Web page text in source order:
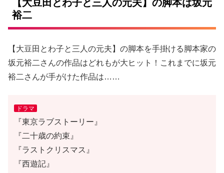
【大豆田とわ子と三人の元夫】の脚本は坂元
裕二
【大豆田とわ子と三人の元夫】の脚本を手掛ける脚本家の
坂元裕二さんの作品はどれもが大ヒット！これまでに坂元
裕二さんが手がけた作品は……
ドラマ
『東京ラブストーリー』
『二十歳の約束』
『ラストクリスマス』
『西遊記』